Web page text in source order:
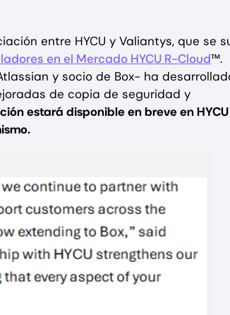
entre HYCU y Valiantys, que se
en el Mercado HYCU R-Cloud™.
y socio de Box- ha
de copia de seguridad y
estará disponible en breve en HYCU